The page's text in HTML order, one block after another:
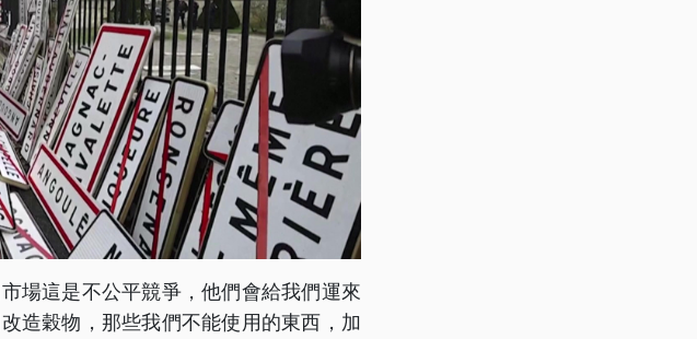
場這是不公平競爭，他們會給我們運來
造穀物，那些我們不能使用的東西，加